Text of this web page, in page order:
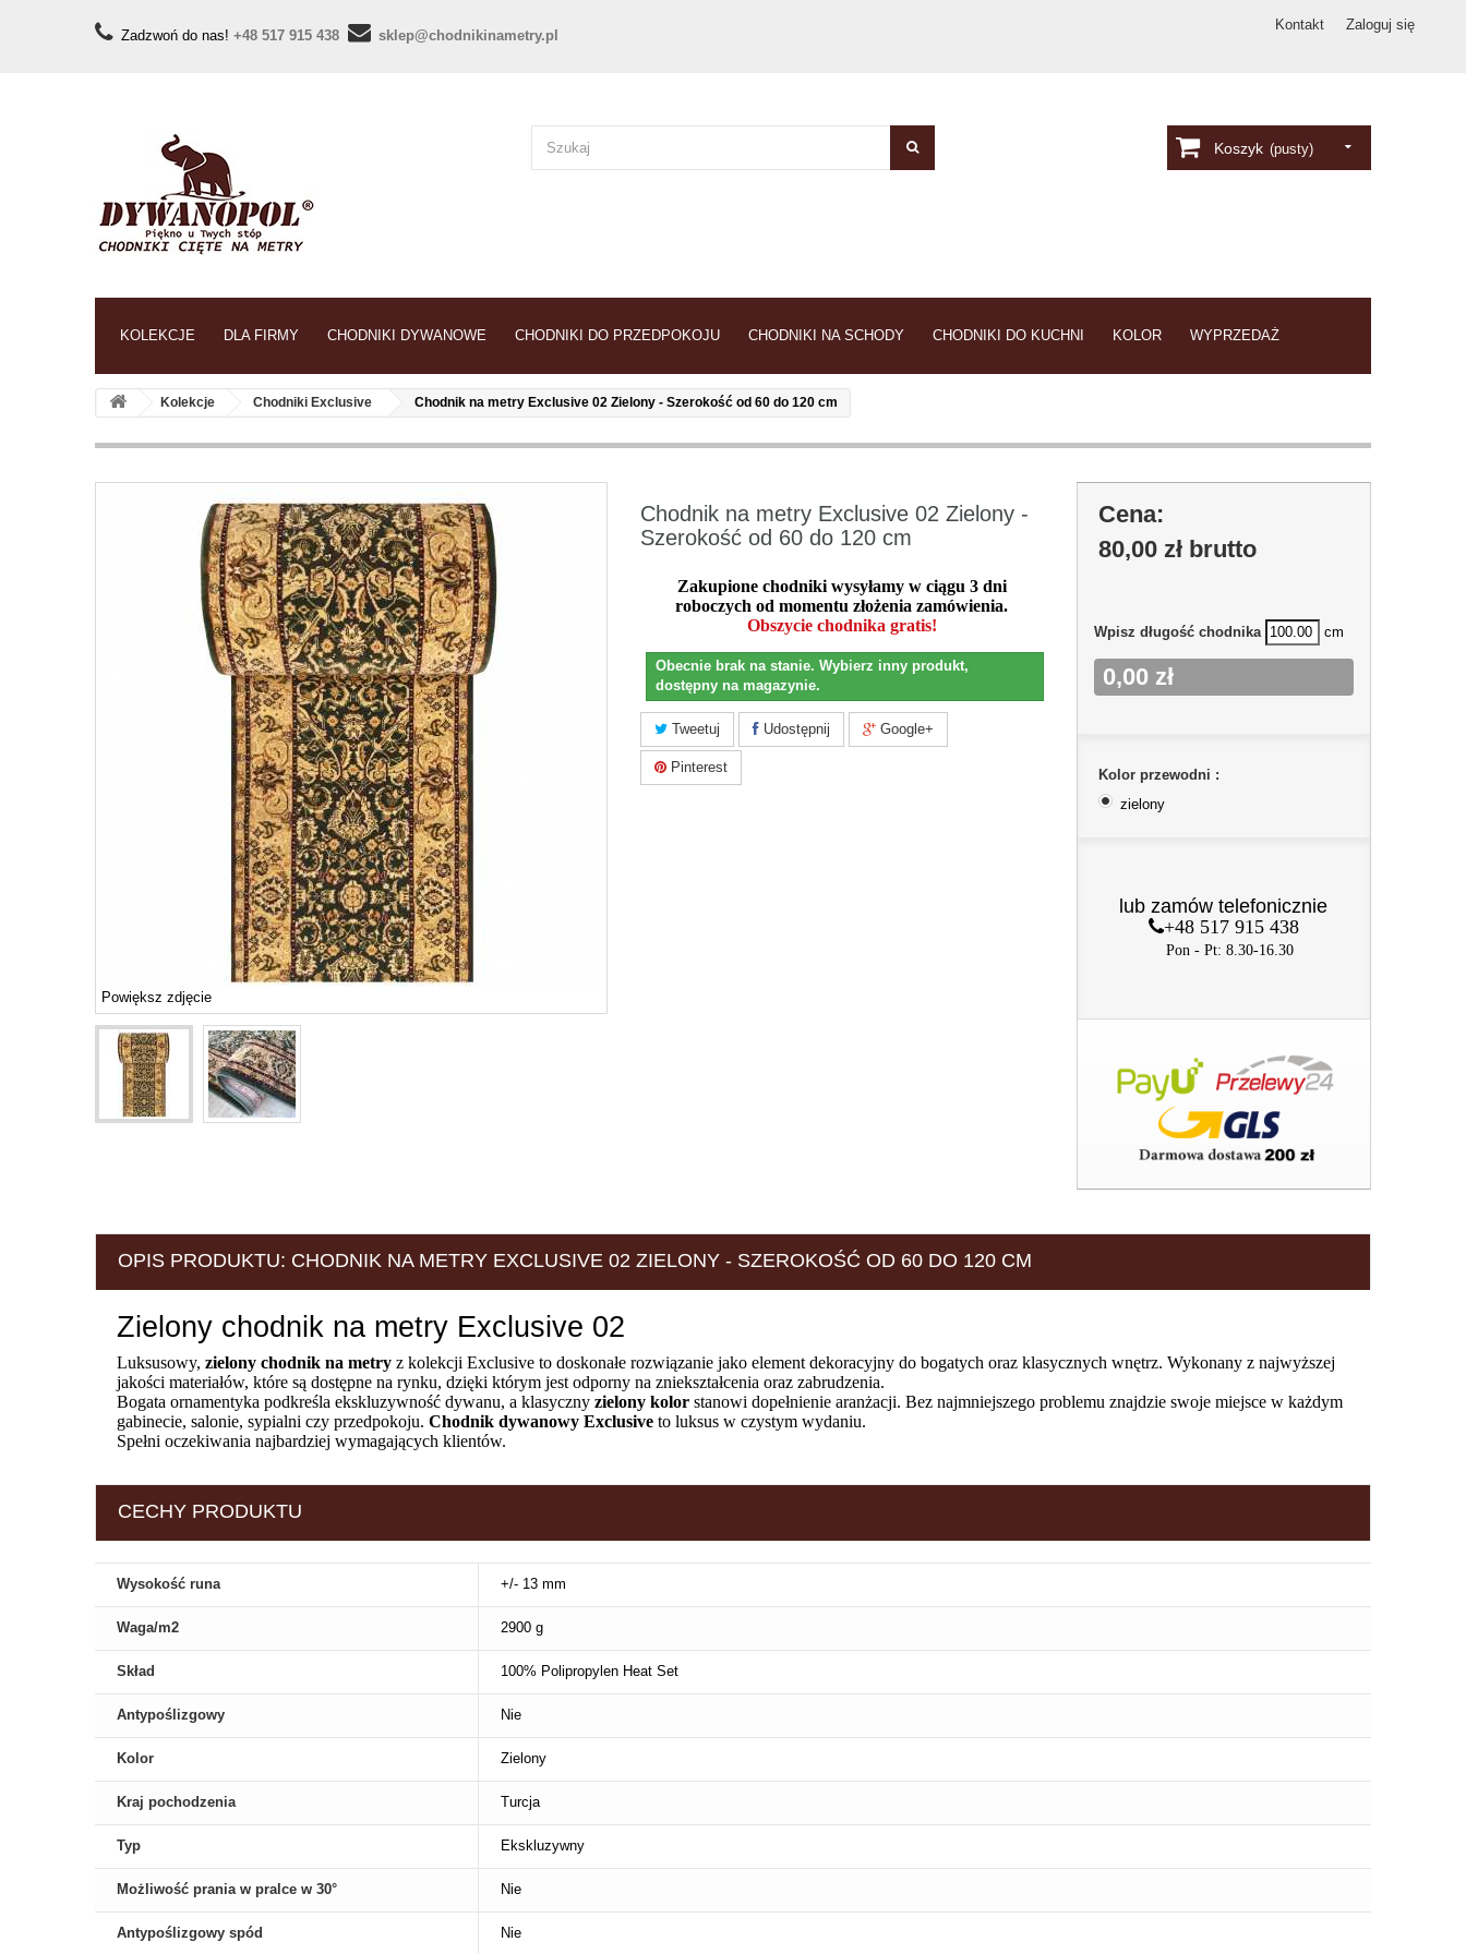
Zaloguj się
Kontakt
Zadzwoń do nas! +48 517 915 438 sklep@chodnikinametry.pl
Koszyk (pusty)
KOLEKCJE DLA FIRMY CHODNIKI DYWANOWE CHODNIKI DO PRZEDPOKOJU CHODNIKI NA SCHODY CHODNIKI DO KUCHNI KOLOR WYPRZEDAŻ
Kolekcje Chodniki Exclusive Chodnik na metry Exclusive 02 Zielony - Szerokość od 60 do 120 cm
Powiększ zdjęcie
Chodnik na metry Exclusive 02 Zielony -
Szerokość od 60 do 120 cm
Zakupione chodniki wysyłamy w ciągu 3 dni
roboczych od momentu złożenia zamówienia.
Obszycie chodnika gratis!
Obecnie brak na stanie. Wybierz inny produkt,
dostępny na magazynie.
Tweetuj Udostępnij Google+
Pinterest
Cena:
80,00 złbrutto
Wpisz długość chodnika cm
0,00 zł
Kolor przewodni :
zielony
lub zamów telefonicznie
+48 517 915 438
Pon - Pt: 8.30-16.30
OPIS PRODUKTU: CHODNIK NA METRY EXCLUSIVE 02 ZIELONY - SZEROKOŚĆ OD 60 DO 120 CM
Zielony chodnik na metry Exclusive 02
Luksusowy, zielony chodnik na metry z kolekcji Exclusive to doskonałe rozwiązanie jako element dekoracyjny do bogatych oraz klasycznych wnętrz. Wykonany z najwyższej
jakości materiałów, które są dostępne na rynku, dzięki którym jest odporny na zniekształcenia oraz zabrudzenia.
Bogata ornamentyka podkreśla ekskluzywność dywanu, a klasyczny zielony kolor stanowi dopełnienie aranżacji. Bez najmniejszego problemu znajdzie swoje miejsce w każdym
gabinecie, salonie, sypialni czy przedpokoju. Chodnik dywanowy Exclusive to luksus w czystym wydaniu.
Spełni oczekiwania najbardziej wymagających klientów.
CECHY PRODUKTU
Wysokość runa +/- 13 mm
Waga/m2 2900 g
Skład 100% Polipropylen Heat Set
Antypoślizgowy Nie
Kolor Zielony
Kraj pochodzenia Turcja
Typ Ekskluzywny
Możliwość prania w pralce w 30° Nie
Antypoślizgowy spód Nie